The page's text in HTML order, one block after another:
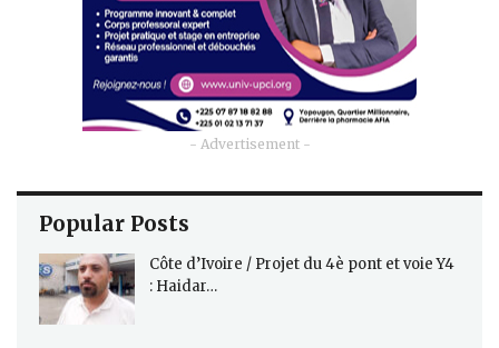
- Advertisement -
Popular Posts
Côte d’Ivoire / Projet du 4è pont et voie Y4
: Haidar…